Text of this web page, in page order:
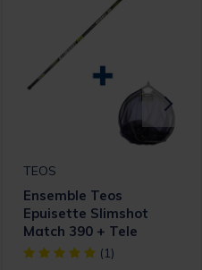
Rating
TEOS
Ensemble Teos
Epuisette Slimshot
Match 390 + Tele
Competition 450
[object Object] out of 5
(1)